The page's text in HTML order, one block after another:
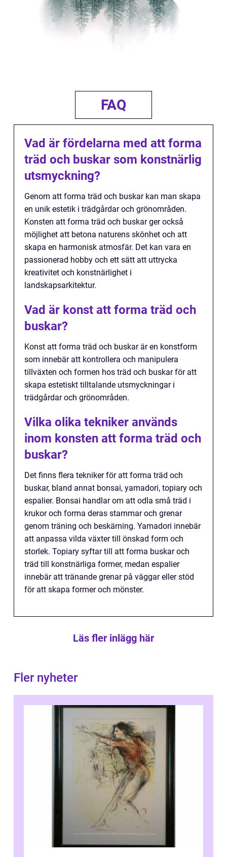
FAQ
Vad är fördelarna med att forma
träd och buskar som konstnärlig
utsmyckning?
Genom att forma träd och buskar kan man skapa
en unik estetik i trädgårdar och grönområden.
Konsten att forma träd och buskar ger också
möjlighet att betona naturens skönhet och att
skapa en harmonisk atmosfär. Det kan vara en
passionerad hobby och ett sätt att uttrycka
kreativitet och konstnärlighet i
landskapsarkitektur.
Vad är konst att forma träd och
buskar?
Konst att forma träd och buskar är en konstform
som innebär att kontrollera och manipulera
tillväxten och formen hos träd och buskar för att
skapa estetiskt tilltalande utsmyckningar i
trädgårdar och grönområden.
Vilka olika tekniker används
inom konsten att forma träd och
buskar?
Det finns flera tekniker för att forma träd och
buskar, bland annat bonsai, yamadori, topiary och
espalier. Bonsai handlar om att odla små träd i
krukor och forma deras stammar och grenar
genom träning och beskärning. Yamadori innebär
att anpassa vilda växter till önskad form och
storlek. Topiary syftar till att forma buskar och
träd till konstnärliga former, medan espalier
innebär att tränande grenar på väggar eller stöd
för att skapa former och mönster.
Läs fler inlägg här
Fler nyheter